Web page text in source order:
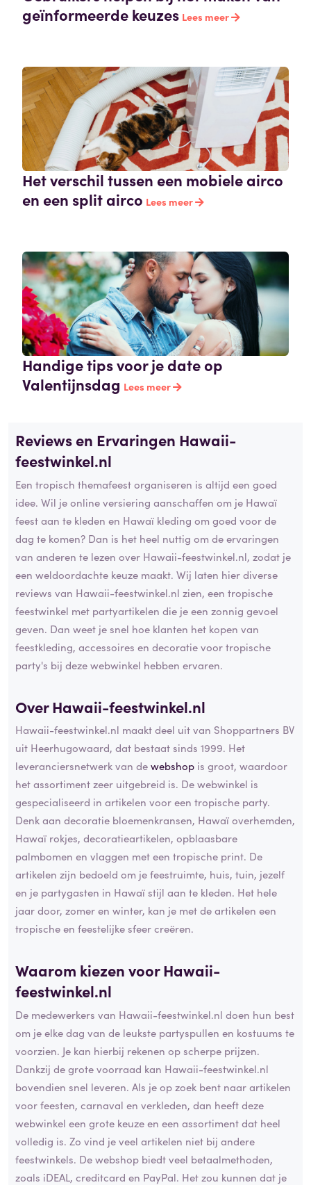
geïnformeerde keuzes Lees meer
Het verschil tussen een mobiele airco
en een split airco Lees meer
Handige tips voor je date op
Valentijnsdag Lees meer
Reviews en Ervaringen Hawaii-
feestwinkel.nl
Een tropisch themafeest organiseren is altijd een goed
idee. Wil je online versiering aanschaffen om je Hawaï
feest aan te kleden en Hawaï kleding om goed voor de
dag te komen? Dan is het heel nuttig om de ervaringen
van anderen te lezen over Hawaii-feestwinkel.nl, zodat je
een weldoordachte keuze maakt. Wij laten hier diverse
reviews van Hawaii-feestwinkel.nl zien, een tropische
feestwinkel met partyartikelen die je een zonnig gevoel
geven. Dan weet je snel hoe klanten het kopen van
feestkleding, accessoires en decoratie voor tropische
party's bij deze webwinkel hebben ervaren.
Over Hawaii-feestwinkel.nl
Hawaii-feestwinkel.nl maakt deel uit van Shoppartners BV
uit Heerhugowaard, dat bestaat sinds 1999. Het
leveranciersnetwerk van dewebshop is groot, waardoor
het assortiment zeer uitgebreid is. De webwinkel is
gespecialiseerd in artikelen voor een tropische party.
Denk aan decoratie bloemenkransen, Hawaï overhemden,
Hawaï rokjes, decoratieartikelen, opblaasbare
palmbomen en vlaggen met een tropische print. De
artikelen zijn bedoeld om je feestruimte, huis, tuin, jezelf
en je partygasten in Hawaï stijl aan te kleden. Het hele
jaar door, zomer en winter, kan je met de artikelen een
tropische en feestelijke sfeer creëren.
Waarom kiezen voor Hawaii-
feestwinkel.nl
De medewerkers van Hawaii-feestwinkel.nl doen hun best
om je elke dag van de leukste partyspullen en kostuums te
voorzien. Je kan hierbij rekenen op scherpe prijzen.
Dankzij de grote voorraad kan Hawaii-feestwinkel.nl
bovendien snel leveren. Als je op zoek bent naar artikelen
voor feesten, carnaval en verkleden, dan heeft deze
webwinkel een grote keuze en een assortiment dat heel
volledig is. Zo vind je veel artikelen niet bij andere
feestwinkels. De webshop biedt veel betaalmethoden,
zoals iDEAL, creditcard en PayPal. Het zou kunnen dat je